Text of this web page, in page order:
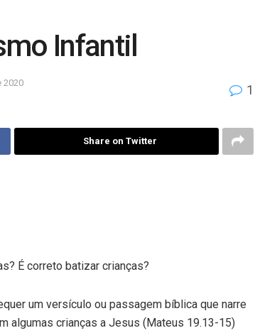
Infantil
2020
1
Share on Twitter
É correto batizar crianças?
um versículo ou passagem bíblica que narre
algumas crianças a Jesus (Mateus 19.13-15)